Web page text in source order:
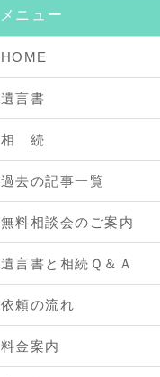
メニュー
HOME
遺言書
相 続
過去の記事一覧
無料相談会のご案内
遺言書と相続Ｑ＆Ａ
依頼の流れ
料金案内